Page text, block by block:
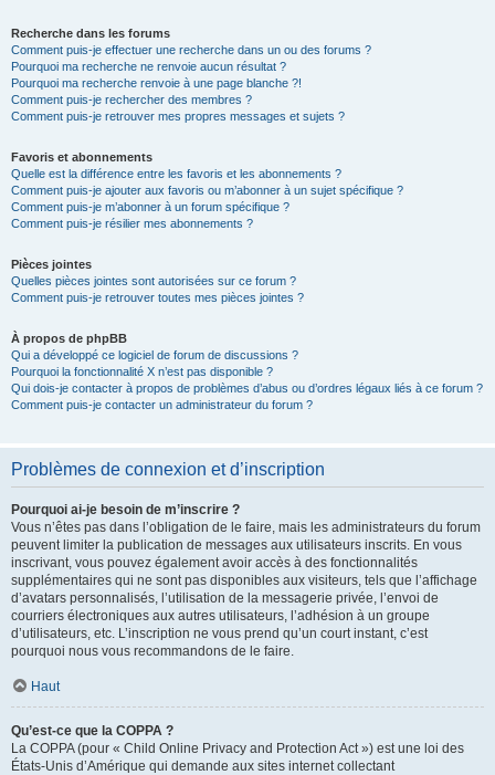
Recherche dans les forums
Comment puis-je effectuer une recherche dans un ou des forums ?
Pourquoi ma recherche ne renvoie aucun résultat ?
Pourquoi ma recherche renvoie à une page blanche ?!
Comment puis-je rechercher des membres ?
Comment puis-je retrouver mes propres messages et sujets ?
Favoris et abonnements
Quelle est la différence entre les favoris et les abonnements ?
Comment puis-je ajouter aux favoris ou m’abonner à un sujet spécifique ?
Comment puis-je m’abonner à un forum spécifique ?
Comment puis-je résilier mes abonnements ?
Pièces jointes
Quelles pièces jointes sont autorisées sur ce forum ?
Comment puis-je retrouver toutes mes pièces jointes ?
À propos de phpBB
Qui a développé ce logiciel de forum de discussions ?
Pourquoi la fonctionnalité X n’est pas disponible ?
Qui dois-je contacter à propos de problèmes d’abus ou d’ordres légaux liés à ce forum ?
Comment puis-je contacter un administrateur du forum ?
Problèmes de connexion et d’inscription
Pourquoi ai-je besoin de m’inscrire ?
Vous n’êtes pas dans l’obligation de le faire, mais les administrateurs du forum
peuvent limiter la publication de messages aux utilisateurs inscrits. En vous
inscrivant, vous pouvez également avoir accès à des fonctionnalités
supplémentaires qui ne sont pas disponibles aux visiteurs, tels que l’affichage
d’avatars personnalisés, l’utilisation de la messagerie privée, l’envoi de
courriers électroniques aux autres utilisateurs, l’adhésion à un groupe
d’utilisateurs, etc. L’inscription ne vous prend qu’un court instant, c’est
pourquoi nous vous recommandons de le faire.
Haut
Qu’est-ce que la COPPA ?
La COPPA (pour « Child Online Privacy and Protection Act ») est une loi des
États-Unis d’Amérique qui demande aux sites internet collectant